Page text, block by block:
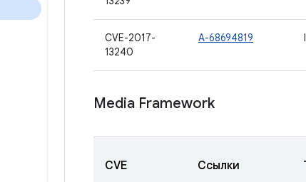
CVE-2017-
13240
A-68694819
Media Framework
CVE Ссылки